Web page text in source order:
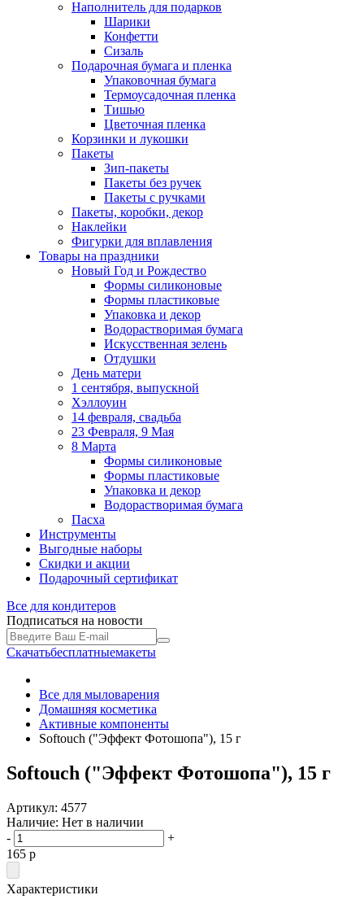
Наполнитель для подарков
Шарики
Конфетти
Сизаль
Подарочная бумага и пленка
Упаковочная бумага
Термоусадочная пленка
Тишью
Цветочная пленка
Корзинки и лукошки
Пакеты
Зип-пакеты
Пакеты без ручек
Пакеты с ручками
Пакеты, коробки, декор
Наклейки
Фигурки для вплавления
Товары на праздники
Новый Год и Рождество
Формы силиконовые
Формы пластиковые
Упаковка и декор
Водорастворимая бумага
Искусственная зелень
Отдушки
День матери
1 сентября, выпускной
Хэллоуин
14 февраля, свадьба
23 Февраля, 9 Мая
8 Марта
Формы силиконовые
Формы пластиковые
Упаковка и декор
Водорастворимая бумага
Пасха
Инструменты
Выгодные наборы
Скидки и акции
Подарочный сертификат
Все для кондитеров
Подписаться на новости
Скачатьбесплатныемакеты
Все для мыловарения
Домашняя косметика
Активные компоненты
Softouch ("Эффект Фотошопа"), 15 г
Softouch ("Эффект Фотошопа"), 15 г
Артикул: 4577
Наличие: Нет в наличии
-
+
165 p
Характеристики